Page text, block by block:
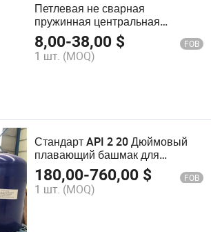
Петлевая не сварная
пружинная центральная
установка (централизатор
обсадной трубы)
8,00-38,00 $ FOB
1 шт. (MOQ)
Стандарт API 2 20 Дюймовый
плавающий башмак для
цементирования обсадной
трубы
180,00-760,00 $ FOB
1 шт. (MOQ)